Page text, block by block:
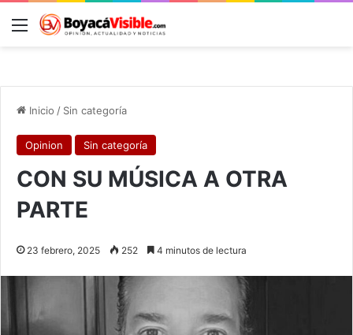
Menú
Inicio / Sin categoría
Opinion Sin categoría
CON SU MÚSICA A OTRA
PARTE
23 febrero, 2025 252 4 minutos de lectura